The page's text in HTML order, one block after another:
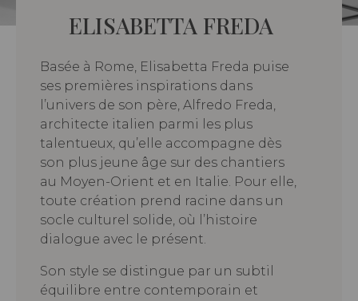
ELISABETTA FREDA
Basée à Rome, Elisabetta Freda puise
ses premières inspirations dans
l’univers de son père, Alfredo Freda,
architecte italien parmi les plus
talentueux, qu’elle accompagne dès
son plus jeune âge sur des chantiers
au Moyen-Orient et en Italie. Pour elle,
toute création prend racine dans un
socle culturel solide, où l’histoire
dialogue avec le présent.
Son style se distingue par un subtil
équilibre entre contemporain et